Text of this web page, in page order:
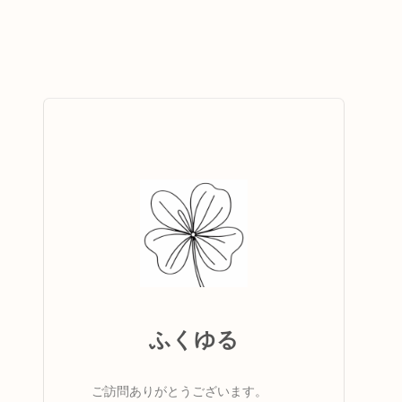
ふくゆる
ご訪問ありがとうございます。